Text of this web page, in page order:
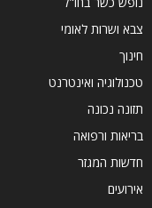
צבא ושרות לאומי
חינוך
טכנולוגיה ואינטרנט
תזונה נכונה
בריאות ורפואה
חדשות המגזר
אירועים